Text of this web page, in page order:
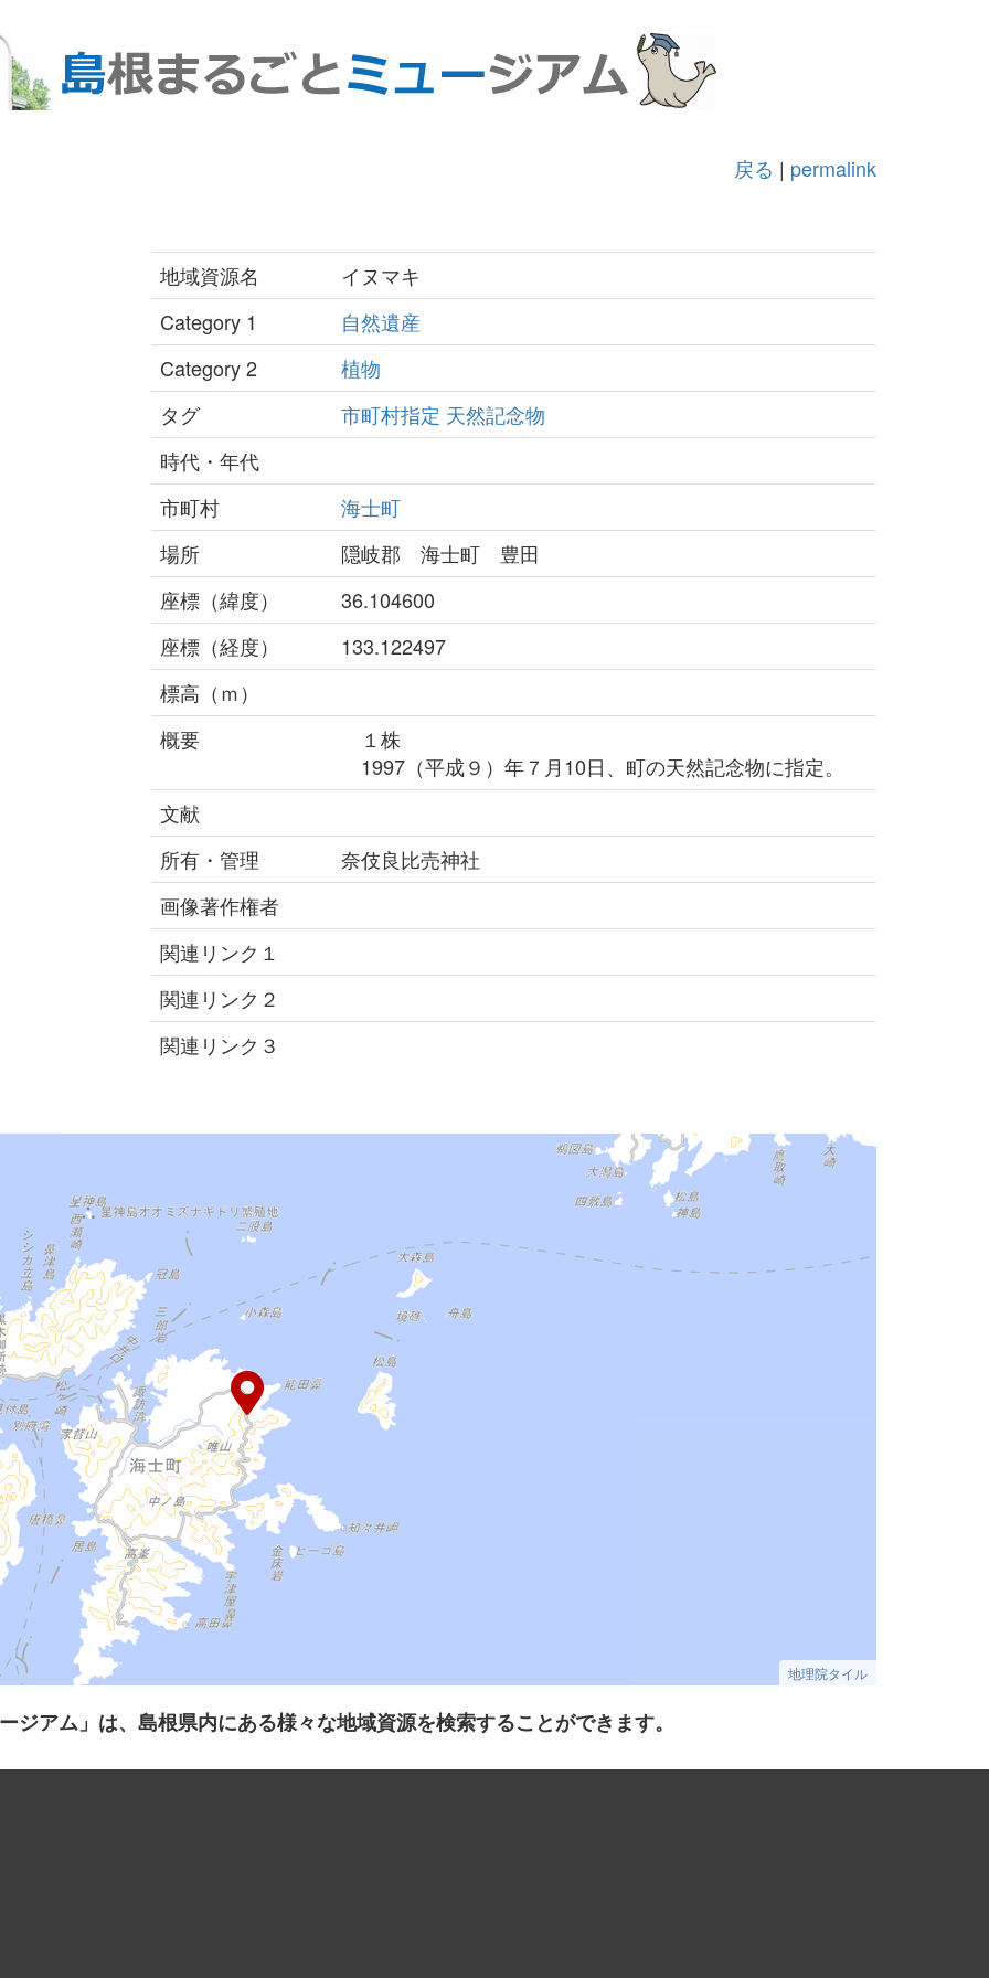
戻る | permalink
地域資源名
イヌマキ
Category 1
自然遺産
Category 2
植物
タグ
市町村指定 天然記念物
時代・年代
市町村
海士町
場所
隠岐郡 海士町 豊田
座標（緯度）
36.104600
座標（経度）
133.122497
標高（ｍ）
概要
１株
1997（平成９）年７月10日、町の天然記念物に指定。
文献
所有・管理
奈伎良比売神社
画像著作権者
関連リンク１
関連リンク２
関連リンク３
地理院タイル
ジアム」は、島根県内にある様々な地域資源を検索することができます。